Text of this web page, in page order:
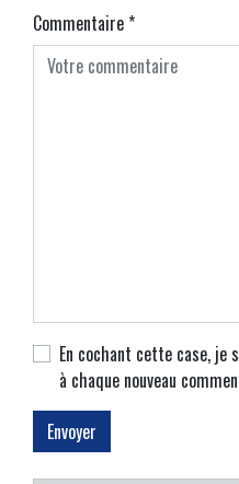
Commentaire*
En cochant cette case, je
à chaque nouveau